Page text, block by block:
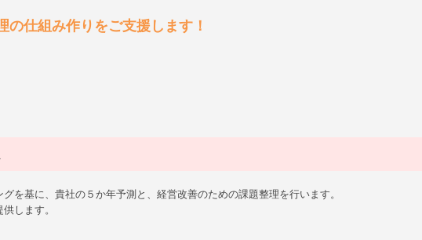
の仕組み作りをご支援します！
を基に、貴社の５か年予測と、経営改善のための課題整理を行います。
します。